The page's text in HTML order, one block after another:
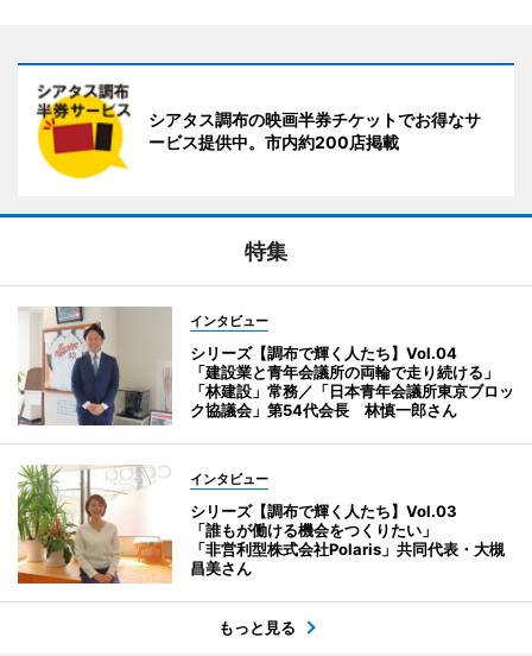
シアタス調布の映画半券チケットでお得なサ
ービス提供中。市内約200店掲載
特集
インタビュー
シリーズ【調布で輝く人たち】Vol.04
「建設業と青年会議所の両輪で走り続ける」
「林建設」常務／「日本青年会議所東京ブロッ
ク協議会」第54代会長 林慎一郎さん
インタビュー
シリーズ【調布で輝く人たち】Vol.03
「誰もが働ける機会をつくりたい」
「非営利型株式会社Polaris」共同代表・大槻
昌美さん
もっと見る